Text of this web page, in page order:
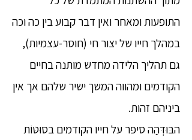
התופעות ומאחר ואין דבר קבוע בין כה וכה
במהלך חייו של יצור חי (חוסר-עצמיות),
גם תהליך הלידה מחדש מותנה בחיים
הקודמים ומהווה המשך ישיר שלהם אך אין
ביניהם זהות.
הבּוּדְּהַה סיפר על חייו הקודמים בסוּטּוֹת